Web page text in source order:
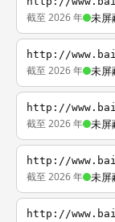
截至 2026 年 未屏
http://
截至 2026 年 未屏
http://
截至 2026 年 未屏
http://
截至 2026 年 未屏
http://